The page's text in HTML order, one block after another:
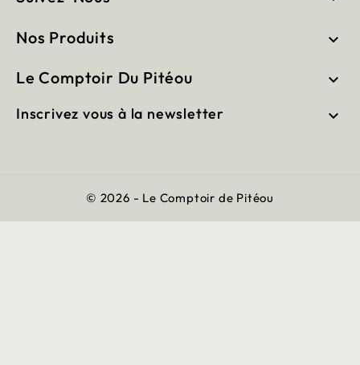
Nos Produits 
Le Comptoir Du Pitéou 
Inscrivez vous à la newsletter 
© 2026 - Le Comptoir de Pitéou